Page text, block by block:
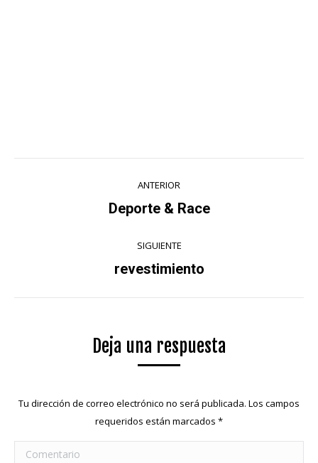
ANTERIOR
Álbum
Deporte & Race
SIGUIENTE
Álbum
revestimiento
Deja una respuesta
Tu dirección de correo electrónico no será publicada. Los campos
requeridos están marcados *
Comentario